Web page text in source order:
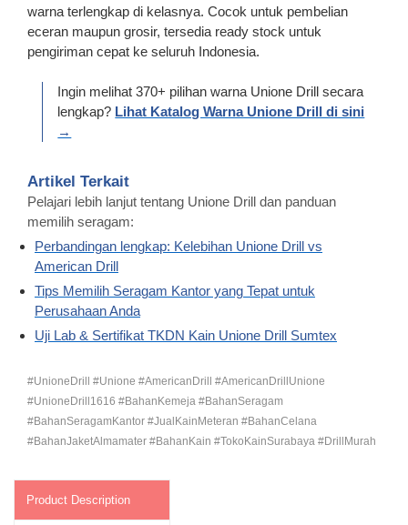
warna terlengkap di kelasnya. Cocok untuk pembelian
eceran maupun grosir, tersedia ready stock untuk
pengiriman cepat ke seluruh Indonesia.
Ingin melihat 370+ pilihan warna Unione Drill secara
lengkap? Lihat Katalog Warna Unione Drill di sini
→
Artikel Terkait
Pelajari lebih lanjut tentang Unione Drill dan panduan
memilih seragam:
Perbandingan lengkap: Kelebihan Unione Drill vs
American Drill
Tips Memilih Seragam Kantor yang Tepat untuk
Perusahaan Anda
Uji Lab & Sertifikat TKDN Kain Unione Drill Sumtex
#UnioneDrill #Unione #AmericanDrill #AmericanDrillUnione
#UnioneDrill1616 #BahanKemeja #BahanSeragam
#BahanSeragamKantor #JualKainMeteran #BahanCelana
#BahanJaketAlmamater #BahanKain #TokoKainSurabaya #DrillMurah
Product Description